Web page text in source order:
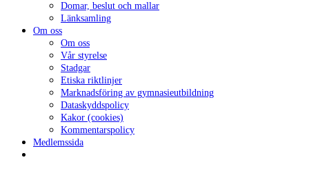
Domar, beslut och mallar
Länksamling
Om oss
Om oss
Vår styrelse
Stadgar
Etiska riktlinjer
Marknadsföring av gymnasieutbildning
Dataskyddspolicy
Kakor (cookies)
Kommentarspolicy
Medlemssida